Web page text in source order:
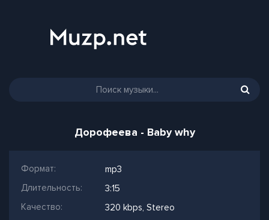
Дорофеева - Baby why
Формат:
mp3
Длительность:
3:15
Качество:
320 kbps, Stereo